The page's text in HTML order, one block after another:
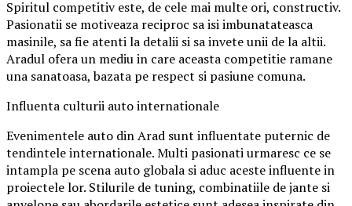
Spiritul competitiv este, de cele mai multe ori, constructiv.
Pasionatii se motiveaza reciproc sa isi imbunatateasca
masinile, sa fie atenti la detalii si sa invete unii de la altii.
Aradul ofera un mediu in care aceasta competitie ramane
una sanatoasa, bazata pe respect si pasiune comuna.
Influenta culturii auto internationale
Evenimentele auto din Arad sunt influentate puternic de
tendintele internationale. Multi pasionati urmaresc ce se
intampla pe scena auto globala si aduc aceste influente in
proiectele lor. Stilurile de tuning, combinatiile de jante si